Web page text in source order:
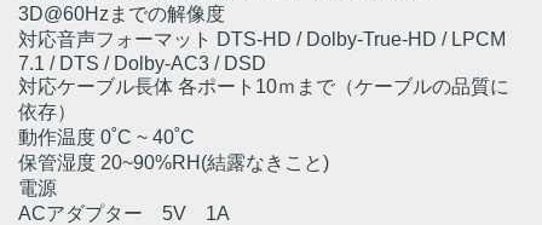
3D@60Hzまでの解像度
対応音声フォーマット DTS-HD / Dolby-True-HD / LPCM
7.1 / DTS / Dolby-AC3 / DSD
対応ケーブル長体 各ポート10ｍまで（ケーブルの品質に
依存）
動作温度 0˚C ~ 40˚C
保管湿度 20~90%RH(結露なきこと)
電源
ACアダプター 5V 1A